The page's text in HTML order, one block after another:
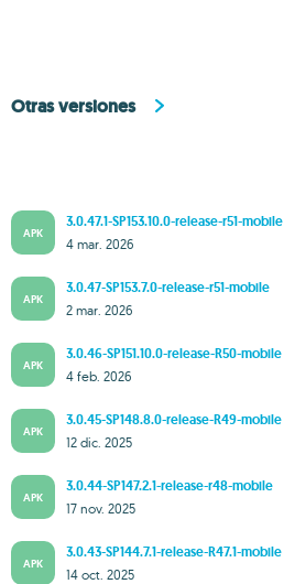
Otras versiones
APK
3.0.47.1-SP153.10.0-release-r51-mobile
4 mar. 2026
APK
3.0.47-SP153.7.0-release-r51-mobile
2 mar. 2026
APK
3.0.46-SP151.10.0-release-R50-mobile
4 feb. 2026
APK
3.0.45-SP148.8.0-release-R49-mobile
12 dic. 2025
APK
3.0.44-SP147.2.1-release-r48-mobile
17 nov. 2025
APK
3.0.43-SP144.7.1-release-R47.1-mobile
14 oct. 2025